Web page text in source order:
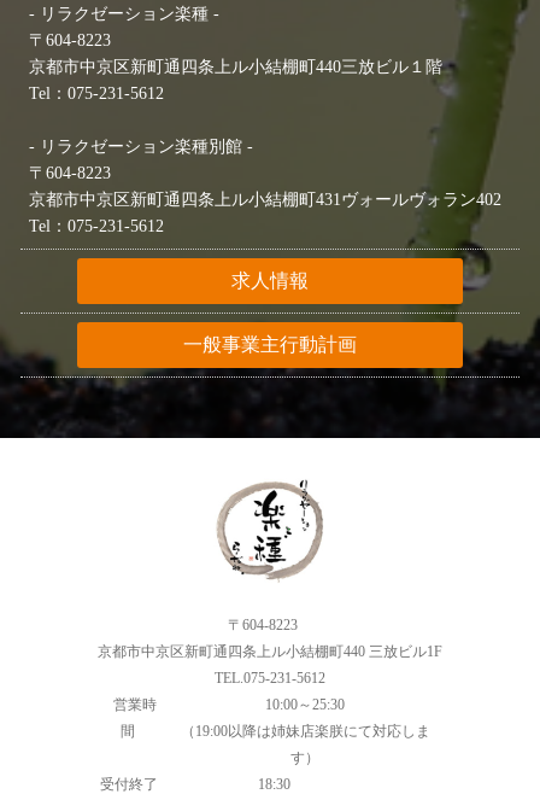
- リラクゼーション楽種 -
〒604-8223
京都市中京区新町通四条上ル小結棚町440三放ビル１階
Tel：075-231-5612
- リラクゼーション楽種別館 -
〒604-8223
京都市中京区新町通四条上ル小結棚町431ヴォールヴォラン402
Tel：075-231-5612
求人情報
一般事業主行動計画
〒604-8223
京都市中京区新町通四条上ル小結棚町440 三放ビル1F
TEL.075-231-5612
営業時
間
10:00～25:30
（19:00以降は姉妹店楽朕にて対応しま
す）
受付終了
18:30